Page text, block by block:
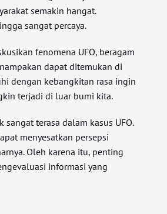
semakin hangat.
sangat percaya.
fenomena UFO, beragam
dapat ditemukan di
dengan kebangkitan rasa ingin
terjadi di luar bumi kita.
terasa dalam kasus UFO.
menyesatkan persepsi
Oleh karena itu, penting
informasi yang